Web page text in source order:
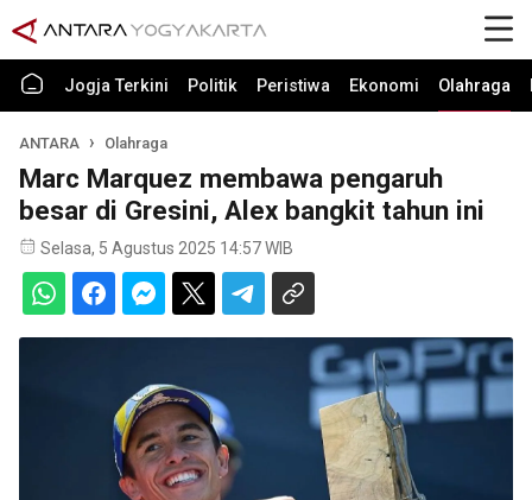
Jogja Terkini Politik Peristiwa Ekonomi Olahraga
ANTARA Olahraga
Marc Marquez membawa pengaruh
besar di Gresini, Alex bangkit tahun ini
Selasa, 5 Agustus 2025 14:57 WIB